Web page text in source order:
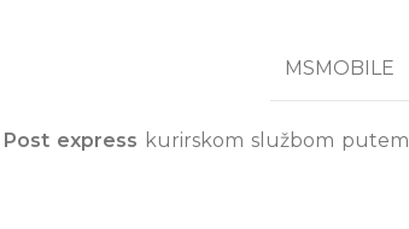
MSMOBILE
Post express kurirskom službom putem